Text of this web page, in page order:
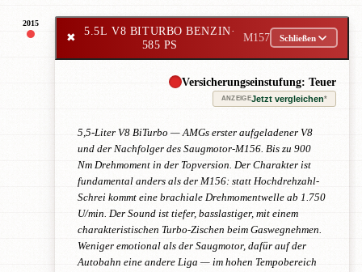
2015
✖
5.5L V8 BITURBO BENZIN·
585 PS
M157 Schließen
Versicherungseinstufung: Teuer
ANZEIGEJetzt vergleichen*
5,5-Liter V8 BiTurbo — AMGs erster aufgeladener V8
und der Nachfolger des Saugmotor-M156. Bis zu 900
Nm Drehmoment in der Topversion. Der Charakter ist
fundamental anders als der M156: statt Hochdrehzahl-
Schrei kommt eine brachiale Drehmomentwelle ab 1.750
U/min. Der Sound ist tiefer, basslastiger, mit einem
charakteristischen Turbo-Zischen beim Gaswegnehmen.
Weniger emotional als der Saugmotor, dafür auf der
Autobahn eine andere Liga — im hohen Tempobereich